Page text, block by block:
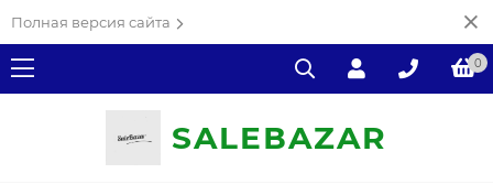
Полная версия сайта
0
SALEВAZAR